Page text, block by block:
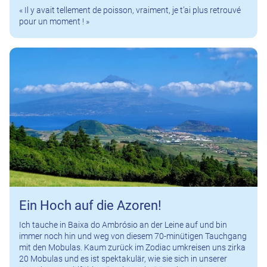
« Il y avait tellement de poisson, vraiment, je t’ai plus retrouvé
pour un moment ! »
Ein Hoch auf die Azoren!
Ich tauche in Baixa do Ambrósio an der Leine auf und bin
immer noch hin und weg von diesem 70-minütigen Tauchgang
mit den Mobulas. Kaum zurück im Zodiac umkreisen uns zirka
20 Mobulas und es ist spektakulär, wie sie sich in unserer